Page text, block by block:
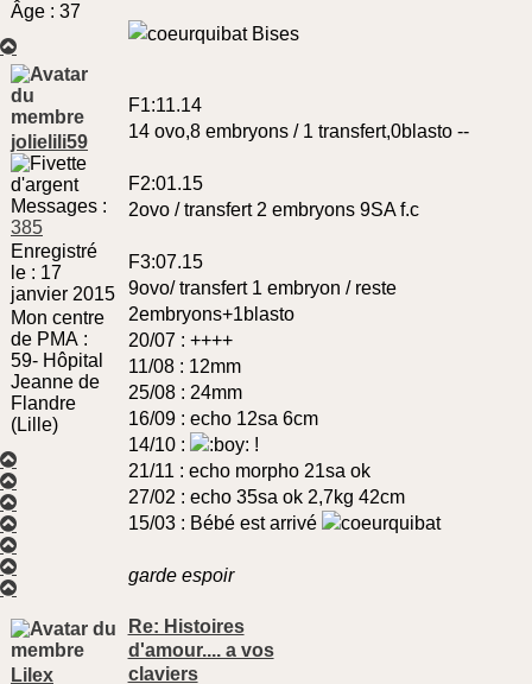
Âge : 37
Bises
F1:11.14
14 ovo,8 embryons / 1 transfert,0blasto --
F2:01.15
2ovo / transfert 2 embryons 9SA f.c
F3:07.15
9ovo/ transfert 1 embryon / reste
2embryons+1blasto
20/07 : ++++
11/08 : 12mm
25/08 : 24mm
16/09 : echo 12sa 6cm
14/10 :
!
21/11 : echo morpho 21sa ok
27/02 : echo 35sa ok 2,7kg 42cm
15/03 : Bébé est arrivé
garde espoir
Haut
jolielili59
Messages :
385
Enregistré
le : 17
janvier 2015
Mon centre
de PMA :
59- Hôpital
Jeanne de
Flandre
(Lille)
Re: Histoires
d'amour.... a vos
claviers
Haut
Lilex
Haut
Haut
Haut
Haut
Haut
Haut